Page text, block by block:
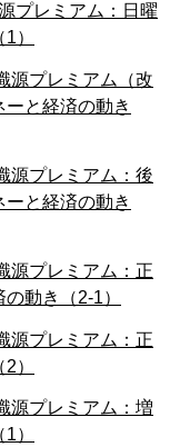
プレミアム：日曜
）
プレミアム（改
と経済の動き
プレミアム：後
と経済の動き
プレミアム：正
動き（2-1）
プレミアム：正
）
プレミアム：増
）